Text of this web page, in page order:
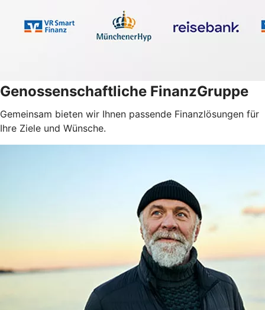
Genossenschaftliche FinanzGruppe
Gemeinsam bieten wir Ihnen passende Finanzlösungen für
Ihre Ziele und Wünsche.